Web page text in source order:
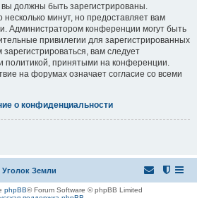
должны быть зарегистрированы.
несколько минут, но предоставляет вам
Администратором конференции могут быть
привилегии для зарегистрированных
вам следует
политикой, принятыми на конференции.
на форумах означает согласие со всеми
о конфиденциальности
Земли
phpBB® Forum Software © phpBB Limited